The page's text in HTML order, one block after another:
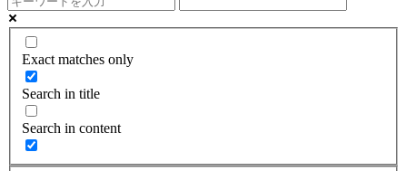
Exact matches only
Search in title
Search in content